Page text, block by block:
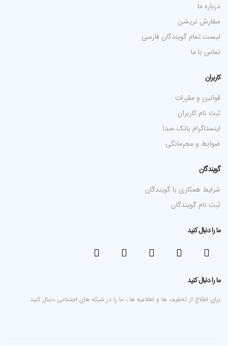
درباره ما
سفارش نریشن
لیست تمام گویندگان فارسی
تماس با ما
کاربران
قوانین و مقررات
ثبت نام کاربران
اینستاگرام بانک صدا
ضوابط و محرمانگی
گویندگان
شرایط همکاری با گویندگان
ثبت نام گویندگان
ما را دنبال کنید
ما را دنبال کنید
برای اطلاع از تخفیف ها و اطلاعیه ها ، ما را در شبکه های اجتماعی دنبال کنید